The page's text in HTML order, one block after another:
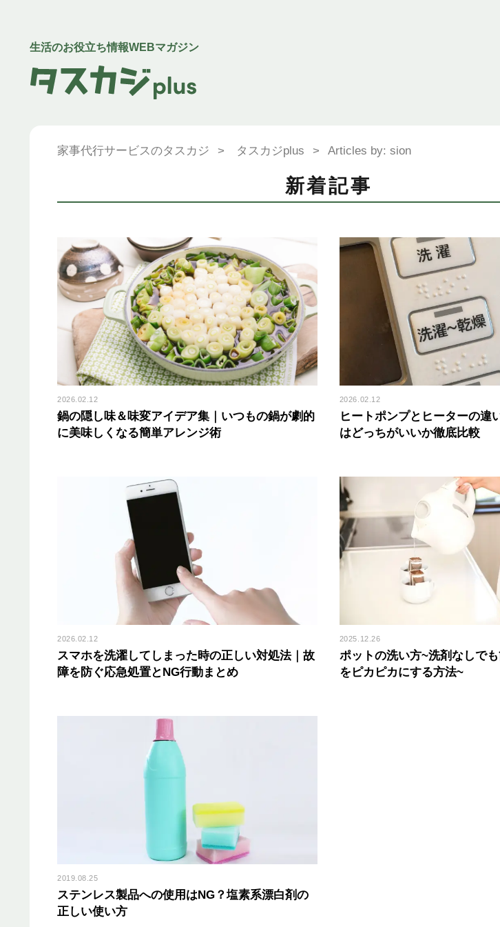
生活のお役立ち情報WEBマガジン
家事代行サービスのタスカジ > タスカジplus > Articles by: sion
新着記事
2026.02.12
鍋の隠し味＆味変アイデア集｜いつもの鍋が劇的
に美味しくなる簡単アレンジ術
2026.02.12
ヒートポンプとヒーターの違
はどっちがいいか徹底比較
2026.02.12
スマホを洗濯してしまった時の正しい対処法｜故
障を防ぐ応急処置とNG行動まとめ
2025.12.26
ポットの洗い方~洗剤なしで
をピカピカにする方法~
2019.08.25
ステンレス製品への使用はNG？塩素系漂白剤の
正しい使い方